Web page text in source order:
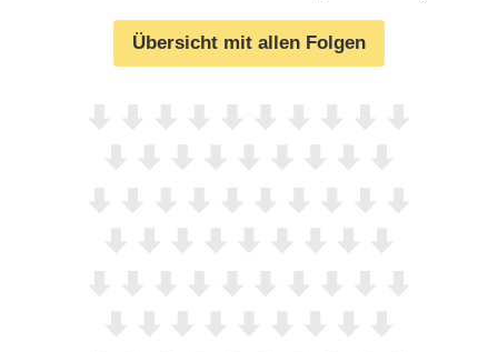
Übersicht mit allen Folgen